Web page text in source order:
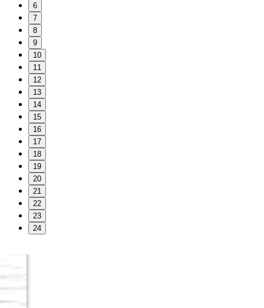
6
7
8
9
10
11
12
13
14
15
16
17
18
19
20
21
22
23
24